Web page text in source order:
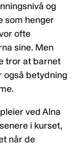
og
som henger
ofte
sine. Men
tror at barnet
også betydning
ved Alna
i kurset,
når de